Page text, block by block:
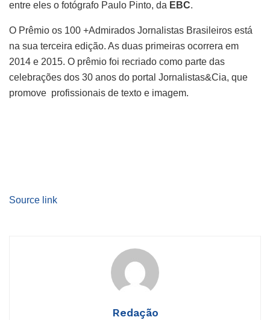
entre eles o fotógrafo Paulo Pinto, da EBC.
O Prêmio os 100 +Admirados Jornalistas Brasileiros está
na sua terceira edição. As duas primeiras ocorrera em
2014 e 2015. O prêmio foi recriado como parte das
celebrações dos 30 anos do portal Jornalistas&Cia, que
promove profissionais de texto e imagem.
Source link
Redação